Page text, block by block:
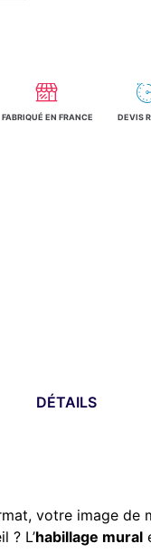
FABRIQUÉ EN FRANCE DEVIS
DÉTAILS
votre image de
? L’habillage mural